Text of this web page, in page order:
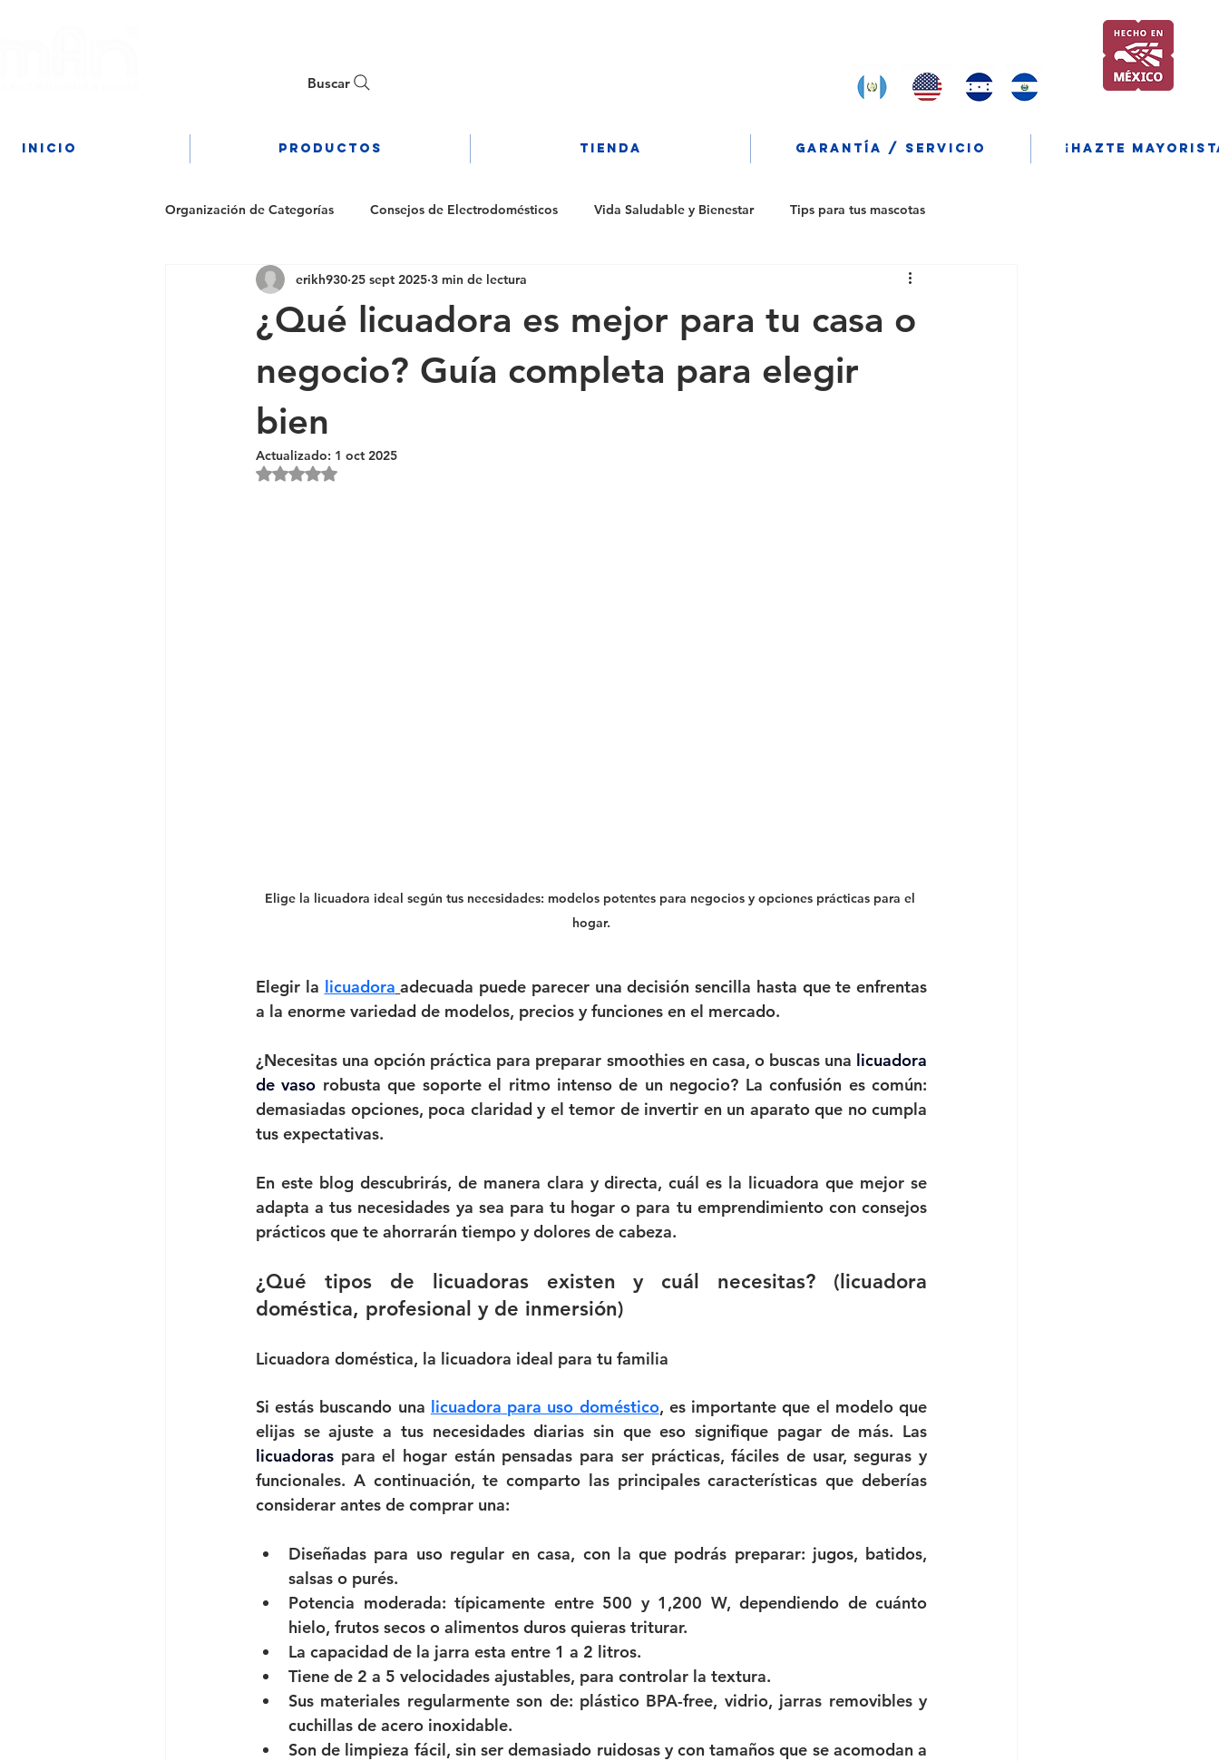
Buscar
Inicio PRODUCTOS TIENDA GARANTÍA / SERVICIO ¡Hazte
Organización de Categorías Consejos de Electrodomésticos Vida Saludable y Bienestar Tips para tus mascotas
¿Qué licuadora es mejor para tu casa o
negocio? Guía completa para elegir
bien
erikh930 25 sept 2025 3 min de lectura
Actualizado: 1 oct 2025
Obtuvo NaN de 5 estrellas.
Elige la licuadora ideal según tus necesidades: modelos potentes para negocios y opciones prácticas para el
hogar.
Elegir la licuadora adecuada puede parecer una decisión sencilla hasta que te enfrentas
a la enorme variedad de modelos, precios y funciones en el mercado.
¿Necesitas una opción práctica para preparar smoothies en casa, o buscas una licuadora
de vaso robusta que soporte el ritmo intenso de un negocio? La confusión es común:
demasiadas opciones, poca claridad y el temor de invertir en un aparato que no cumpla
tus expectativas.
En este blog descubrirás, de manera clara y directa, cuál es la licuadora que mejor se
adapta a tus necesidades ya sea para tu hogar o para tu emprendimiento con consejos
prácticos que te ahorrarán tiempo y dolores de cabeza.
¿Qué tipos de licuadoras existen y cuál necesitas? (licuadora
doméstica, profesional y de inmersión)
Licuadora doméstica, la licuadora ideal para tu familia
Si estás buscando una licuadora para uso doméstico, es importante que el modelo que
licuadoras para el hogar están pensadas para ser prácticas, fáciles de usar, seguras y
funcionales. A continuación, te comparto las principales características que deberías
considerar antes de comprar una:
Diseñadas para uso regular en casa, con la que podrás preparar: jugos, batidos,
salsas o purés.
Potencia moderada: típicamente entre 500 y 1,200 W, dependiendo de cuánto
hielo, frutos secos o alimentos duros quieras triturar.
La capacidad de la jarra esta entre 1 a 2 litros.
Tiene de 2 a 5 velocidades ajustables, para controlar la textura.
Sus materiales regularmente son de: plástico BPA-free, vidrio, jarras removibles y
cuchillas de acero inoxidable.
Son de limpieza fácil, sin ser demasiado ruidosas y con tamaños que se acomodan a